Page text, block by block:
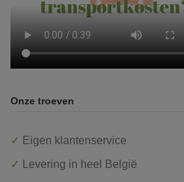
Onze troeven
✓ Eigen klantenservice
✓ Levering in heel België